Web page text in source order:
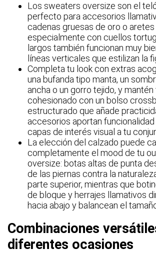
Los sweaters oversize son el
perfecto para accesorios
cadenas gruesas de oro o
especialmente con cuellos
largos también funcionan muy
líneas verticales que estilizan la
Completa tu look con extras
una bufanda tipo manta, un
ancha o un gorro tejido, y
cohesionado con un bolso
estructurado que añade
accesorios aportan
capas de interés visual a tu
La elección del calzado puede
completamente el mood de tu
oversize: botas altas de punta
de las piernas contra la
parte superior, mientras que
de bloque y herrajes llamativos
hacia abajo y balancean el
Combinaciones
diferentes ocasiones